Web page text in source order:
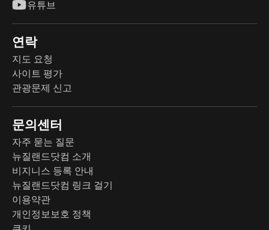
유튜브
연락
지도 요청
사이트 평가
관광문제 신고
문의센터
자주 묻는 질문
뉴질랜드닷컴 소개
비지니스 등록 안내
뉴질랜드닷컴 링크 걸기
이용약관
개인정보보호 정책